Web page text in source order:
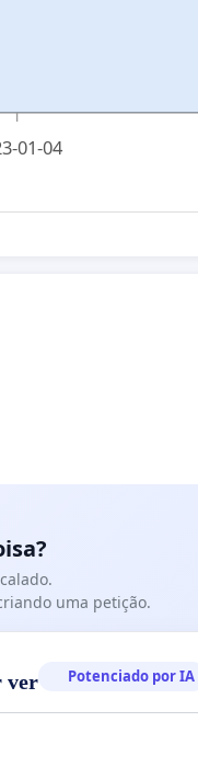
01-04
uma petição.
ver Potenciado por IA